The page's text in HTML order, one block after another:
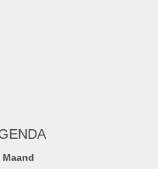
Maand